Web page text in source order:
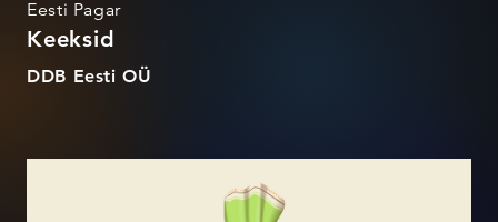
Eesti Pagar
Keeksid
DDB Eesti OÜ
Linnaseleib